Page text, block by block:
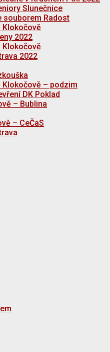
Slunečnice
souborem Radost
Klokočově
2022
Klokočově
2022
Klokočově – podzim
DK Poklad
– Bublina
– CeČaS